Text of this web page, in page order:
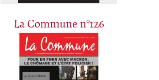
La Commune n°126